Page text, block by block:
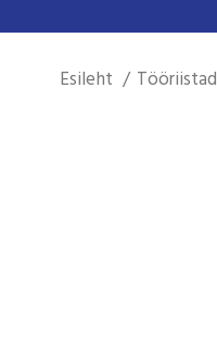
Esileht Tööriistad